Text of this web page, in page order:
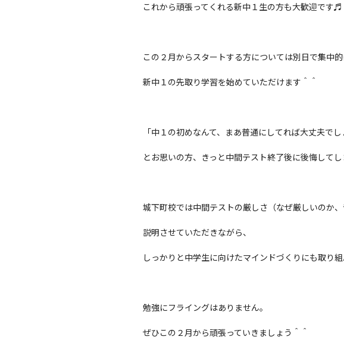
これから頑張ってくれる新中１生の方も大歓迎です♬
この２月からスタートする方については別日で集中
新中１の先取り学習を始めていただけます＾＾
「中１の初めなんて、まあ普通にしてれば大丈夫でし
とお思いの方、きっと中間テスト終了後に後悔してし
城下町校では中間テストの厳しさ（なぜ厳しいのか
説明させていただきながら、
しっかりと中学生に向けたマインドづくりにも取り組
勉強にフライングはありません。
ぜひこの２月から頑張っていきましょう＾＾